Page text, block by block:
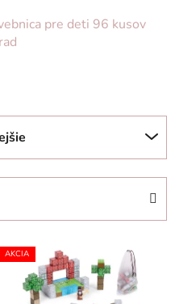
pre deti 96 kusov
AKCIA